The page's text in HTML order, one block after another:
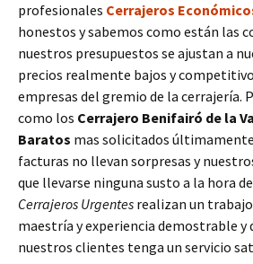
profesionales Cerrajeros
honestos y sabemos como están las
nuestros presupuestos se ajustan a
precios realmente bajos y
empresas del gremio de la cerrajería.
como los Cerrajero Benifairó de la
Baratos mas solicitados
facturas no llevan sorpresas y
que llevarse ninguna susto a la hora
Cerrajeros Urgentes realizan un
maestría y experiencia demostrable y
nuestros clientes tenga un servicio